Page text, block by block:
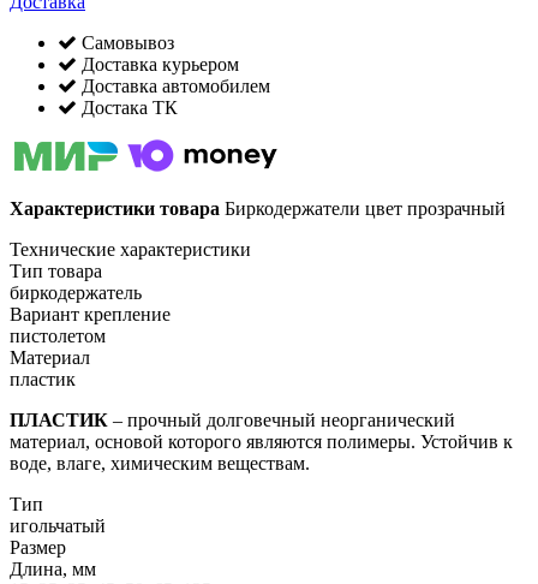
Самовывоз
Доставка курьером
Доставка автомобилем
Достака ТК
Характеристики товара Биркодержатели цвет прозрачный
Технические характеристики
Тип товара
биркодержатель
Вариант крепление
пистолетом
Материал
пластик
ПЛАСТИК – прочный долговечный неорганический
материал, основой которого являются полимеры. Устойчив к
воде, влаге, химическим веществам.
Тип
игольчатый
Размер
Длина, мм